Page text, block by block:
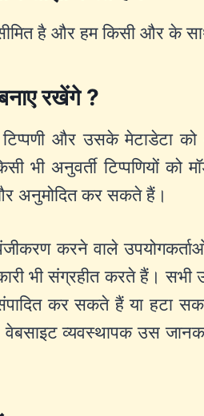
है और हम किसी और के
रखेंगे ?
और उसके मेटाडेटा
भी अनुवर्ती टिप्पणियों
अनुमोदित कर सकते हैं।
करने वाले
भी संग्रहीत करते हैं। सभी
कर सकते हैं या हटा
व्यवस्थापक उस